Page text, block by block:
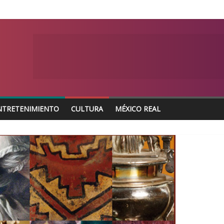
CULTURA MÉXICO REAL